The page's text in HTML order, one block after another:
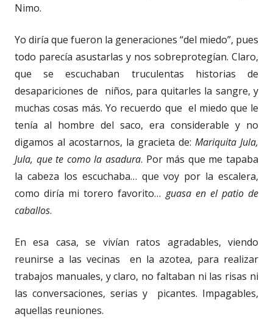
Nimo.
Yo diría que fueron la generaciones “del miedo”, pues
todo parecía asustarlas y nos sobreprotegían. Claro,
que se escuchaban truculentas historias de
desapariciones de niños, para quitarles la sangre, y
muchas cosas más. Yo recuerdo que el miedo que le
tenía al hombre del saco, era considerable y no
digamos al acostarnos, la gracieta de: Mariquita Jula,
Jula, que te como la asadura. Por más que me tapaba
la cabeza los escuchaba… que voy por la escalera,
como diría mi torero favorito… guasa en el patio de
caballos.
En esa casa, se vivían ratos agradables, viendo
reunirse a las vecinas en la azotea, para realizar
trabajos manuales, y claro, no faltaban ni las risas ni
las conversaciones, serias y picantes. Impagables,
aquellas reuniones.